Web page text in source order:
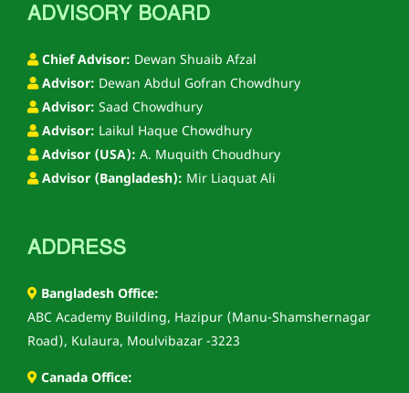
ADVISORY BOARD
Chief Advisor: Dewan Shuaib Afzal
Advisor: Dewan Abdul Gofran Chowdhury
Advisor: Saad Chowdhury
Advisor: Laikul Haque Chowdhury
Advisor (USA): A. Muquith Choudhury
Advisor (Bangladesh): Mir Liaquat Ali
ADDRESS
Bangladesh Office:
ABC Academy Building, Hazipur (Manu-Shamshernagar
Road), Kulaura, Moulvibazar -3223
Canada Office: